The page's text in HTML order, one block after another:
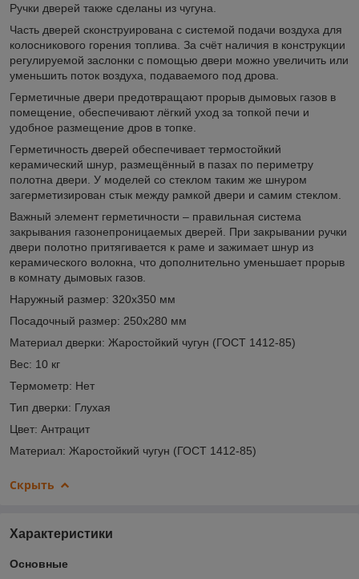
Ручки дверей также сделаны из чугуна.
Часть дверей сконструирована с системой подачи воздуха для
колосникового горения топлива. За счёт наличия в конструкции
регулируемой заслонки с помощью двери можно увеличить или
уменьшить поток воздуха, подаваемого под дрова.
Герметичные двери предотвращают прорыв дымовых газов в
помещение, обеспечивают лёгкий уход за топкой печи и
удобное размещение дров в топке.
Герметичность дверей обеспечивает термостойкий
керамический шнур, размещённый в пазах по периметру
полотна двери. У моделей со стеклом таким же шнуром
загерметизирован стык между рамкой двери и самим стеклом.
Важный элемент герметичности – правильная система
закрывания газонепроницаемых дверей. При закрывании ручки
двери полотно притягивается к раме и зажимает шнур из
керамического волокна, что дополнительно уменьшает прорыв
в комнату дымовых газов.
Наружный размер: 320х350 мм
Посадочный размер: 250х280 мм
Материал дверки: Жаростойкий чугун (ГОСТ 1412-85)
Вес: 10 кг
Термометр: Нет
Тип дверки: Глухая
Цвет: Антрацит
Материал: Жаростойкий чугун (ГОСТ 1412-85)
Скрыть
Характеристики
Основные